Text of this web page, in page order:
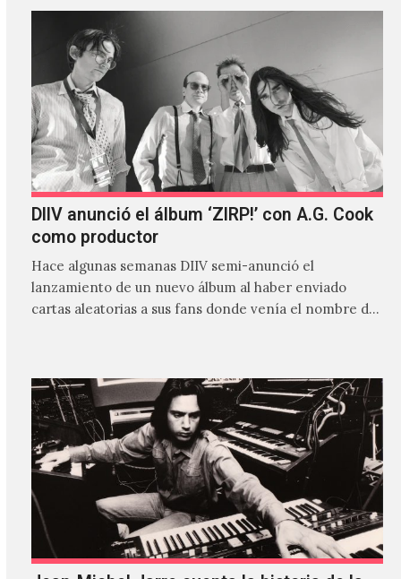
DIIV anunció el álbum ‘ZIRP!’ con A.G. Cook
como productor
Hace algunas semanas DIIV semi-anunció el
lanzamiento de un nuevo álbum al haber enviado
cartas aleatorias a sus fans donde venía el nombre de